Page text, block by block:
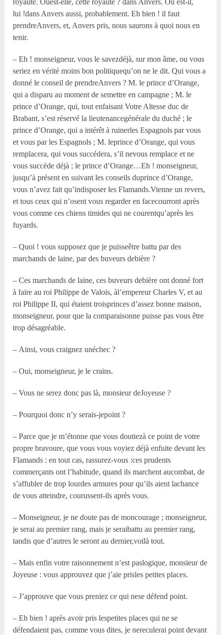
royauté. Oùest-elle, cette royauté ? dans Anvers. Où est-il,
lui !dans Anvers aussi, probablement. Eh bien ! il faut
prendreAnvers, et, Anvers pris, nous saurons à quoi nous en
tenir.
– Eh ! monseigneur, vous le savezdéjà, sur mon âme, ou vous
seriez en vérité moins bon politiquequ’on ne le dit. Qui vous a
donné le conseil de prendreAnvers ? M. le prince d’Orange,
qui a disparu au moment de semettre en campagne ; M. le
prince d’Orange, qui, tout enfaisant Votre Altesse duc de
Brabant, s’est réservé la lieutenancegénérale du duché ; le
prince d’Orange, qui a intérêt à ruinerles Espagnols par vous
et vous par les Espagnols ; M. leprince d’Orange, qui vous
remplacera, qui vous succédera, s’il nevous remplace et ne
vous succède déjà ; le prince d’Orange…Eh ! monseigneur,
jusqu’à présent en suivant les conseils duprince d’Orange,
vous n’avez fait qu’indisposer les Flamands.Vienne un revers,
et tous ceux qui n’osent vous regarder en facecourront après
vous comme ces chiens timides qui ne courentqu’après les
fuyards.
– Quoi ! vous supposez que je puisseêtre battu par des
marchands de laine, par des buveurs debière ?
– Ces marchands de laine, ces buveurs debière ont donné fort
à faire au roi Philippe de Valois, àl’empereur Charles V, et au
roi Philippe II, qui étaient troisprinces d’assez bonne maison,
monseigneur, pour que la comparaisonne puisse pas vous être
trop désagréable.
– Ainsi, vous craignez unéchec ?
– Oui, monseigneur, je le crains.
– Vous ne serez donc pas là, monsieur deJoyeuse ?
– Pourquoi donc n’y serais-jepoint ?
– Parce que je m’étonne que vous doutiezà ce point de votre
propre bravoure, que vous vous voyiez déjà enfuite devant les
Flamands : en tout cas, rassurez-vous :ces prudents
commerçants ont l’habitude, quand ils marchent aucombat, de
s’affubler de trop lourdes armures pour qu’ils aient lachance
de vous atteindre, courussent-ils après vous.
– Monseigneur, je ne doute pas de moncourage ; monseigneur,
je serai au premier rang, mais je seraibattu au premier rang,
tandis que d’autres le seront au dernier,voilà tout.
– Mais enfin votre raisonnement n’est paslogique, monsieur de
Joyeuse : vous approuvez que j’aie prisles petites places.
– J’approuve que vous preniez ce qui nese défend point.
– Eh bien ! après avoir pris lespetites places qui ne se
défendaient pas, comme vous dites, je nereculerai point devant